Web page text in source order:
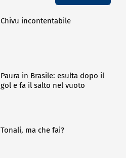
Chivu incontentabile
Paura in Brasile: esulta dopo il
gol e fa il salto nel vuoto
Tonali, ma che fai?